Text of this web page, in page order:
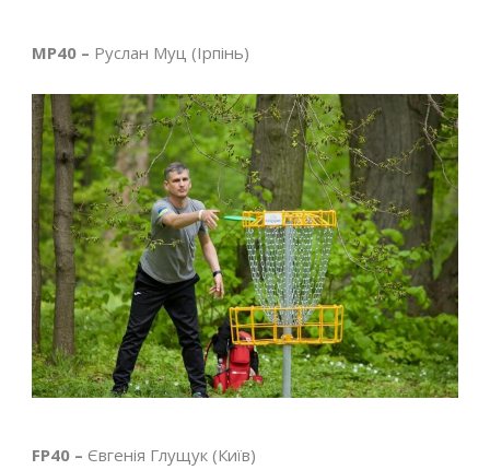
MP40 – Руслан Муц (Ірпінь)
FP40 – Євгенія Глущук (Київ)